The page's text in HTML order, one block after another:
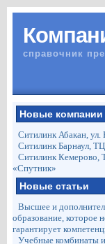
справочник
Новые компании
Ситилинк Абакан, ул.
Ситилинк Барнаул,
Ситилинк Кемерово,
«Спутник»
Новые статьи
Высшее и
образование, которое
гарантирует
Учебные комбинаты